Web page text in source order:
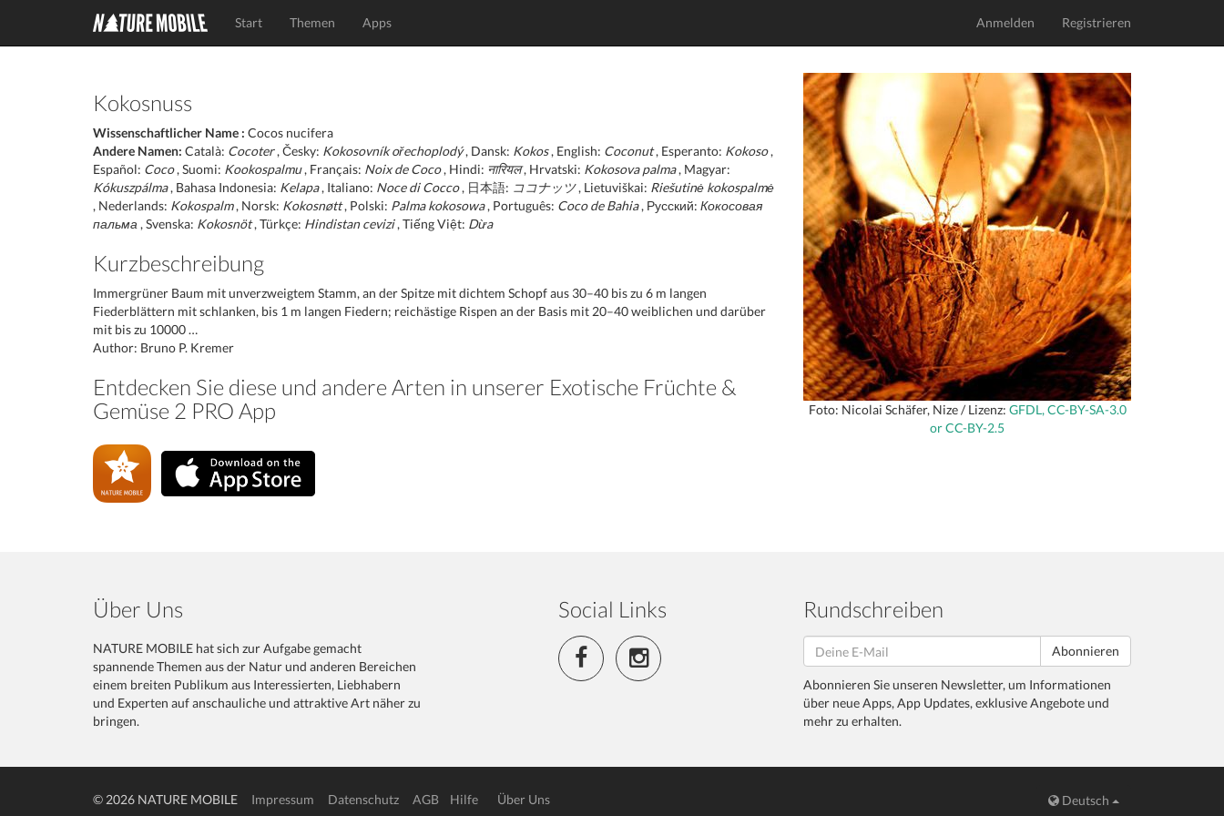
Start Themen Apps Anmelden Registrieren
Kokosnuss
Wissenschaftlicher Name : Cocos nucifera
Andere Namen: Català: Cocoter, Česky: Kokosovník ořechoplodý, Dansk: Kokos, English: Coconut, Esperanto: Kokoso,
Español: Coco, Suomi: Kookospalmu, Français: Noix de Coco, Hindi: नारियल, Hrvatski: Kokosova palma, Magyar:
Kókuszpálma, Bahasa Indonesia: Kelapa, Italiano: Noce di Cocco, 日本語: ココナッツ, Lietuviškai: Riešutinė kokospalmė
, Nederlands: Kokospalm, Norsk: Kokosnøtt, Polski: Palma kokosowa, Português: Coco de Bahia, Русский: Кокосовая
пальма , Svenska: Kokosnöt, Türkçe: Hindistan cevizi, Tiếng Việt: Dừa
Kurzbeschreibung
Immergrüner Baum mit unverzweigtem Stamm, an der Spitze mit dichtem Schopf aus 30–40 bis zu 6 m langen
Fiederblättern mit schlanken, bis 1 m langen Fiedern; reichästige Rispen an der Basis mit 20–40 weiblichen und darüber
mit bis zu 10000 …
Author: Bruno P. Kremer
Entdecken Sie diese und andere Arten in unserer Exotische Früchte &
Gemüse 2 PRO App
Foto: Nicolai Schäfer, Nize / Lizenz: GFDL, CC-BY-SA-3.0
or CC-BY-2.5
Über Uns
NATURE MOBILE hat sich zur Aufgabe gemacht
spannende Themen aus der Natur und anderen Bereichen
einem breiten Publikum aus Interessierten, Liebhabern
und Experten auf anschauliche und attraktive Art näher zu
bringen.
Social Links Rundschreiben
Abonnieren
Abonnieren Sie unseren Newsletter, um Informationen
über neue Apps, App Updates, exklusive Angebote und
mehr zu erhalten.
© 2026 NATURE MOBILE Impressum Datenschutz AGB Hilfe Über Uns Deutsch